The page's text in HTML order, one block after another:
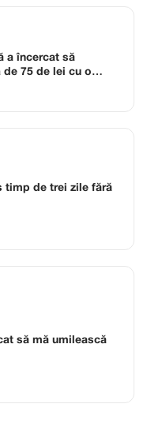
a încercat să
75 de lei cu o
timp de trei zile fără
să mă umilească